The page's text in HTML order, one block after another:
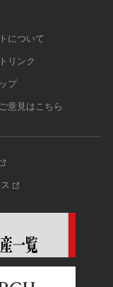
について
リンク
プ
意見はこちら